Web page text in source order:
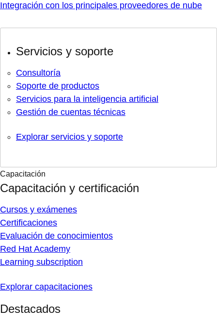
Integración con los principales proveedores de nube
Servicios y soporte
Consultoría
Soporte de productos
Servicios para la inteligencia artificial
Gestión de cuentas técnicas
Explorar servicios y soporte
Capacitación
Capacitación y certificación
Cursos y exámenes
Certificaciones
Evaluación de conocimientos
Red Hat Academy
Learning subscription
Explorar capacitaciones
Destacados